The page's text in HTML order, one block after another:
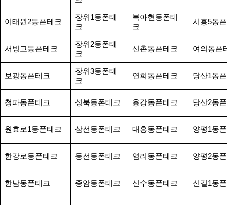
이태원2동폰테크
장위1동폰테
크
북아현동폰테
크
시흥5동
서빙고동폰테크
장위2동폰테
크
신촌동폰테크 여의동폰
보광동폰테크
장위3동폰테
크
연희동폰테크 당산1동
청파동폰테크 성북동폰테크 용강동폰테크 당산2동
원효로1동폰테크 삼선동폰테크 대흥동폰테크 양평1동
한강로동폰테크 동선동폰테크 염리동폰테크 양평2동
한남동폰테크 종암동폰테크 신수동폰테크 신길1동